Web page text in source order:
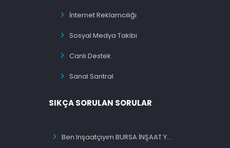
İnternet Reklamcılığı
Sosyal Medya Takibi
Canlı Destek
Sanal Santral
SIKÇA SORULAN SORULAR
Ben Inşaatçıyım BURSA İNŞAAT Yazınca Ilk Sırada Olacakmıyım ?